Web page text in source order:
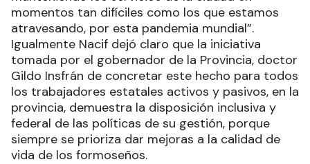
momentos tan difíciles como los que estamos
atravesando, por esta pandemia mundial”.
Igualmente Nacif dejó claro que la iniciativa
tomada por el gobernador de la Provincia, doctor
Gildo Insfrán de concretar este hecho para todos
los trabajadores estatales activos y pasivos, en la
provincia, demuestra la disposición inclusiva y
federal de las políticas de su gestión, porque
siempre se prioriza dar mejoras a la calidad de
vida de los formoseños.